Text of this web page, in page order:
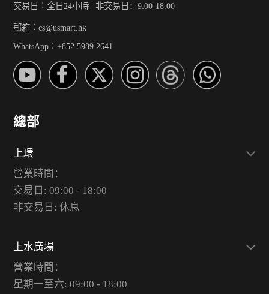
交易日︰全日24小時 | 非交易日：9:00-18:00
郵箱︰cs@usmart.hk
WhatsApp︰+852 5989 2641
總部
上環
營業時間：
交易日: 09:00 - 18:00
非交易日: 休息
上水廣場
營業時間：
星期一至六: 09:00 - 18:00